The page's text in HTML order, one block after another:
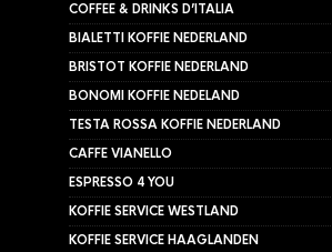
COFFEE & DRINKS D’ITALIA
BIALETTI KOFFIE NEDERLAND
BRISTOT KOFFIE NEDERLAND
BONOMI KOFFIE NEDELAND
TESTA ROSSA KOFFIE NEDERLAND
CAFFE VIANELLO
ESPRESSO 4 YOU
KOFFIE SERVICE WESTLAND
KOFFIE SERVICE HAAGLANDEN